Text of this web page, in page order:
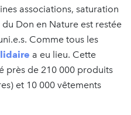
associations, saturation
Don en Nature est restée
Comme tous les
a eu lieu. Cette
près de 210 000 produits
et 10 000 vêtements